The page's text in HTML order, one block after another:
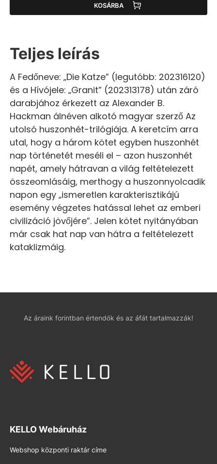
KOSÁRBA
Teljes leírás
A Fedőneve: „Die Katze” (legutóbb: 202316120)
és a Hívójele: „Granit” (202313178) után záró
darabjához érkezett az Alexander B.
Hackman álnéven alkotó magyar szerző Az
utolsó huszonhét-trilógiája. A keretcím arra
utal, hogy a három kötet egyben huszonhét
nap történetét meséli el – azon huszonhét
napét, amely hátravan a világ feltételezett
összeomlásáig, merthogy a huszonnyolcadik
napon egy „ismeretlen karakterisztikájú
esemény végzetes hatással lehet az emberi
civilizáció jövőjére”. Jelen kötet nyitányában
már csak hat nap van hátra a feltételezett
kataklizmáig.
Az áraink forintban értendők és az áfát tartalmazzák!
KELLO Webáruház
Webshop központi raktár címe